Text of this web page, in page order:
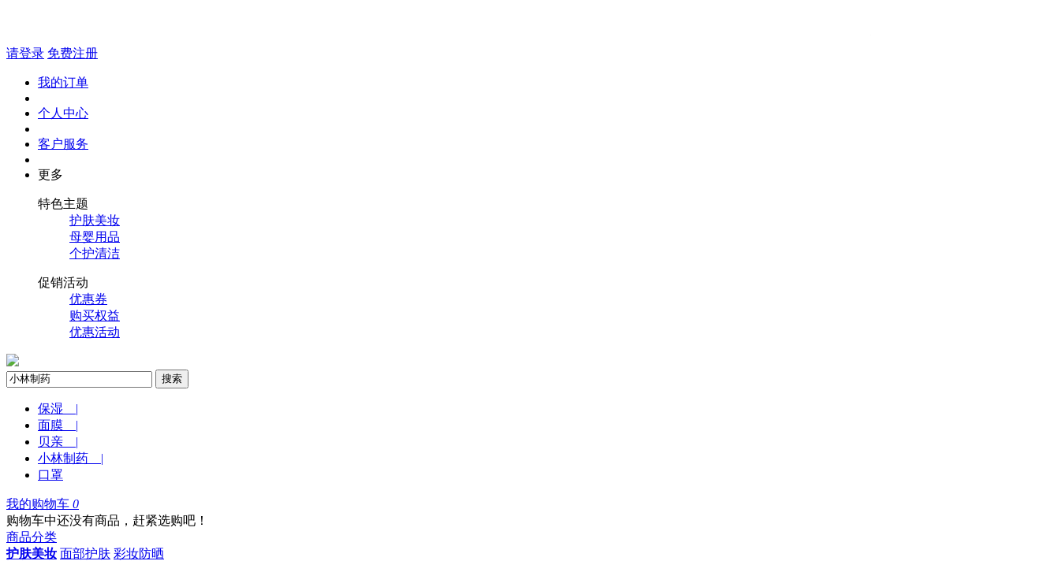
请登录 免费注册
我的订单
个人中心
客户服务
更多
特色主题
护肤美妆
母婴用品
个护清洁
促销活动
优惠券
购买权益
优惠活动
搜索
保湿 |
面膜 |
贝亲 |
小林制药 |
口罩
我的购物车 0
购物车中还没有商品，赶紧选购吧！
商品分类
护肤美妆 面部护肤 彩妆防晒